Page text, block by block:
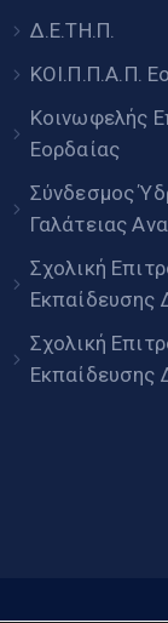
Δ.Ε.ΤΗ.Π.
ΚΟΙ.Π.Π.Α.Π.
Κοινωφελής
Εορδαίας
Σύνδεσμος
Γαλάτειας
Σχολική
Εκπαίδευσης
Σχολική
Εκπαίδευσης